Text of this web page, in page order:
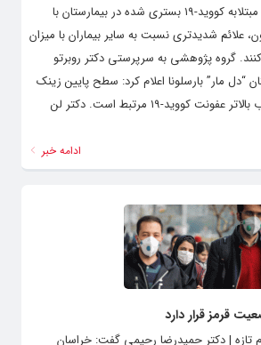
گزارش کردند که بیماران مبتلابه کووید-۱۹ بستری شده در بیمارستان با
علائم شدیدتری نسبت به سایر بیماران با میزان
گروه پژوهشی به سرپرستی دکتر روبرتو
“دل مار” بارسلونا اعلام کرد: سطح پایین زینک
در هنگام بستری با التهاب بالاتر عفونت کووید-۱۹ مرتبط است. دکتر لن
ادامه خبر
قرمز قرار دارد
تازه | دکتر حمیدرضا رحیمی گفت: خراسان